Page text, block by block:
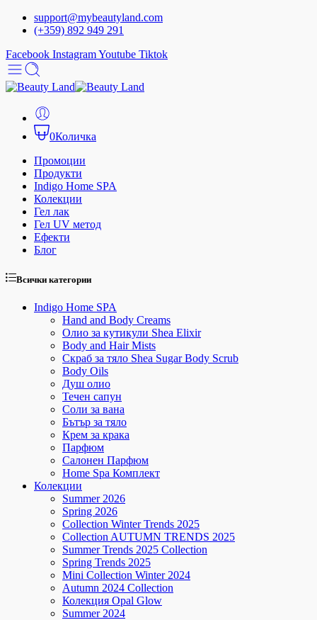
support@mybeautyland.com
(+359) 892 949 291
Facebook InstagramYoutube Tiktok
0Количка
Промоции
Продукти
Indigo Home SPA
Колекции
Гел лак
Гел UV метод
Ефекти
Блог
Всички категории
Indigo Home SPA
Hand and Body Creams
Олио за кутикули Shea Elixir
Body and Hair Mists
Скраб за тяло Shea Sugar Body Scrub
Body Oils
Душ олио
Течен сапун
Соли за вана
Бътър за тяло
Крем за крака
Парфюм
Салонен Парфюм
Home Spa Комплект
Колекции
Summer 2026
Spring 2026
Collection Winter Trends 2025
Collection AUTUMN TRENDS 2025
Summer Trends 2025 Collection
Spring Trends 2025
Mini Collection Winter 2024
Autumn 2024 Collection
Колекция Opal Glow
Summer 2024